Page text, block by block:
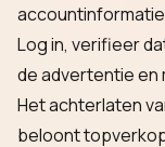
Log in, verifieer
de advertentie en
Het achterlaten
beloont